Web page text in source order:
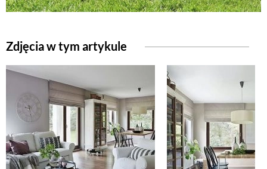
Zdjęcia w tym artykule
ZWIERZĘTA DOMOWE
ZWIERZĘTA W NATURZE
GRZYBY
KRAJOBRAZ
RĘKODZIEŁO